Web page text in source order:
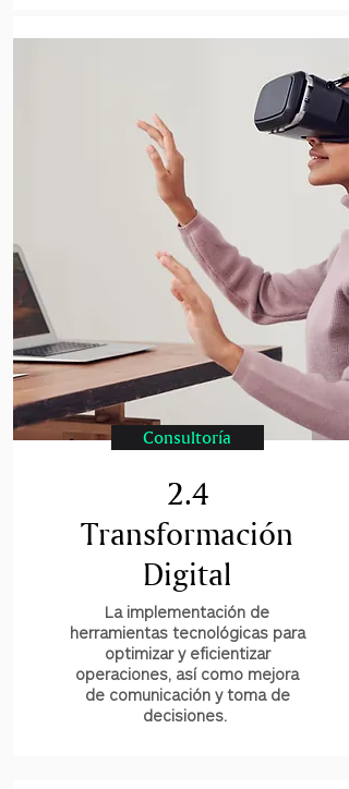
Consultoría
2.4
Transformación
Digital
La implementación de
herramientas tecnológicas para
optimizar y eficientizar
operaciones, así como mejora
de comunicación y toma de
decisiones.